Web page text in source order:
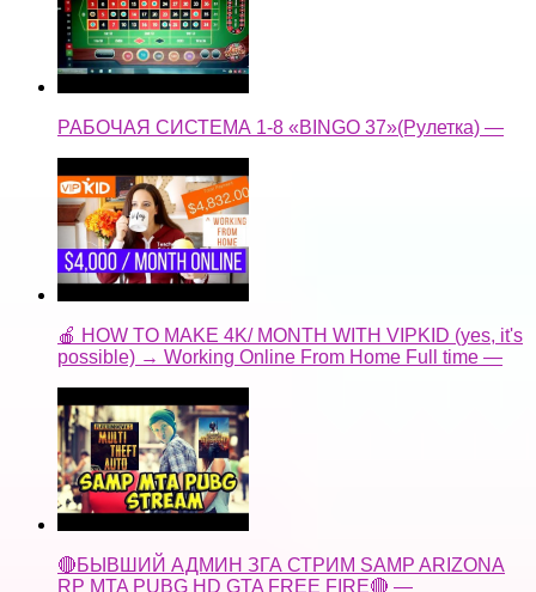
РАБОЧАЯ СИСТЕМА 1-8 «BINGO 37»(Рулетка) —
🍎 HOW TO MAKE 4K/ MONTH WITH VIPKID (yes, it's
possible) → Working Online From Home Full time —
🔴БЫВШИЙ АДМИН ЗГА СТРИМ SAMP ARIZONA
RP MTA PUBG HD GTA FREE FIRE🔴 —